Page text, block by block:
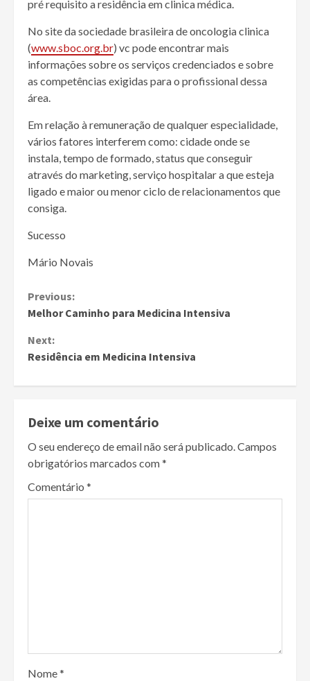
pré requisito a residência em clinica médica.
No site da sociedade brasileira de oncologia clinica
(www.sboc.org.br) vc pode encontrar mais
informações sobre os serviços credenciados e sobre
as competências exigidas para o profissional dessa
área.
Em relação à remuneração de qualquer especialidade,
vários fatores interferem como: cidade onde se
instala, tempo de formado, status que conseguir
através do marketing, serviço hospitalar a que esteja
ligado e maior ou menor ciclo de relacionamentos que
consiga.
Sucesso
Mário Novais
Continue
Previous:
Melhor Caminho para Medicina Intensiva
Next:
Residência em Medicina Intensiva
Deixe um comentário
O seu endereço de email não será publicado.Campos
obrigatórios marcados com*
Comentário *
Nome*